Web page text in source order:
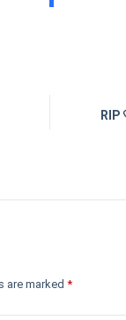
are marked*